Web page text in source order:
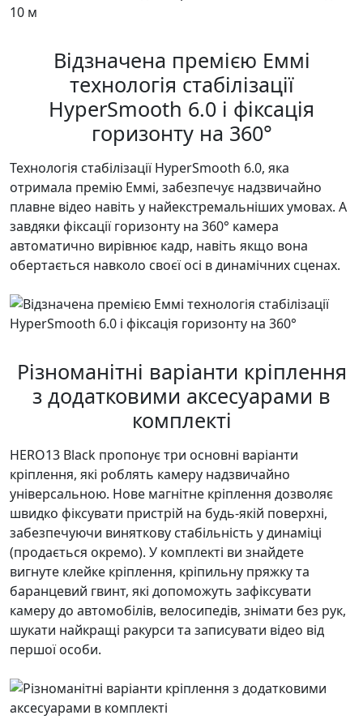
Відзначена премією Еммі
технологія стабілізації
HyperSmooth 6.0 і фіксація
горизонту на 360°
Технологія стабілізації HyperSmooth 6.0, яка
отримала премію Еммі, забезпечує надзвичайно
плавне відео навіть у найекстремальніших умовах. А
завдяки фіксації горизонту на 360° камера
автоматично вирівнює кадр, навіть якщо вона
обертається навколо своєї осі в динамічних сценах.
Різноманітні варіанти кріплення
з додатковими аксесуарами в
комплекті
HERO13 Black пропонує три основні варіанти
кріплення, які роблять камеру надзвичайно
універсальною. Нове магнітне кріплення дозволяє
швидко фіксувати пристрій на будь-якій поверхні,
забезпечуючи виняткову стабільність у динаміці
(продається окремо). У комплекті ви знайдете
вигнуте клейке кріплення, кріпильну пряжку та
баранцевий гвинт, які допоможуть зафіксувати
камеру до автомобілів, велосипедів, знімати без рук,
шукати найкращі ракурси та записувати відео від
першої особи.